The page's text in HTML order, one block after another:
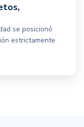
se posicionó
estrictamente